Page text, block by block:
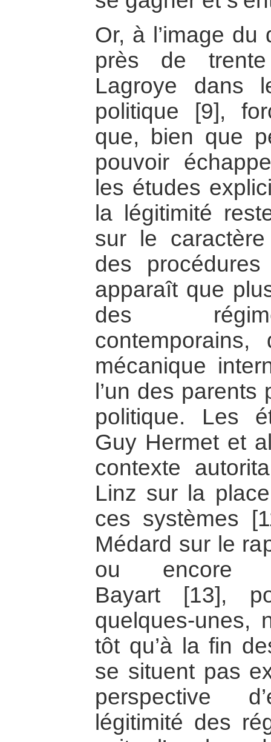
Or, à l’image
près de
Lagroye dans
politique [9],
que, bien que
pouvoir
les études
la légitimité
sur le
des
apparaît que
des
mécanique
l’un des
politique. Les
Guy Hermet et
contexte
Linz sur la
ces systèmes
Médard sur le
ou encore
Bayart [13],
quelques-unes,
tôt qu’à la fin
se situent pas
perspective
légitimité des